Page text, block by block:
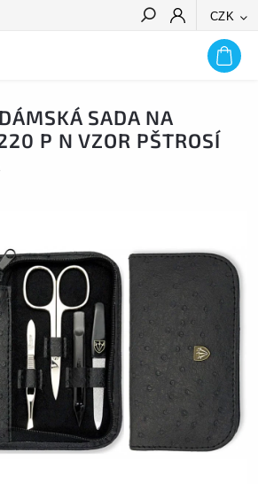
CZK
HLEDAT
SADA NA
P N VZOR PŠTROSÍ